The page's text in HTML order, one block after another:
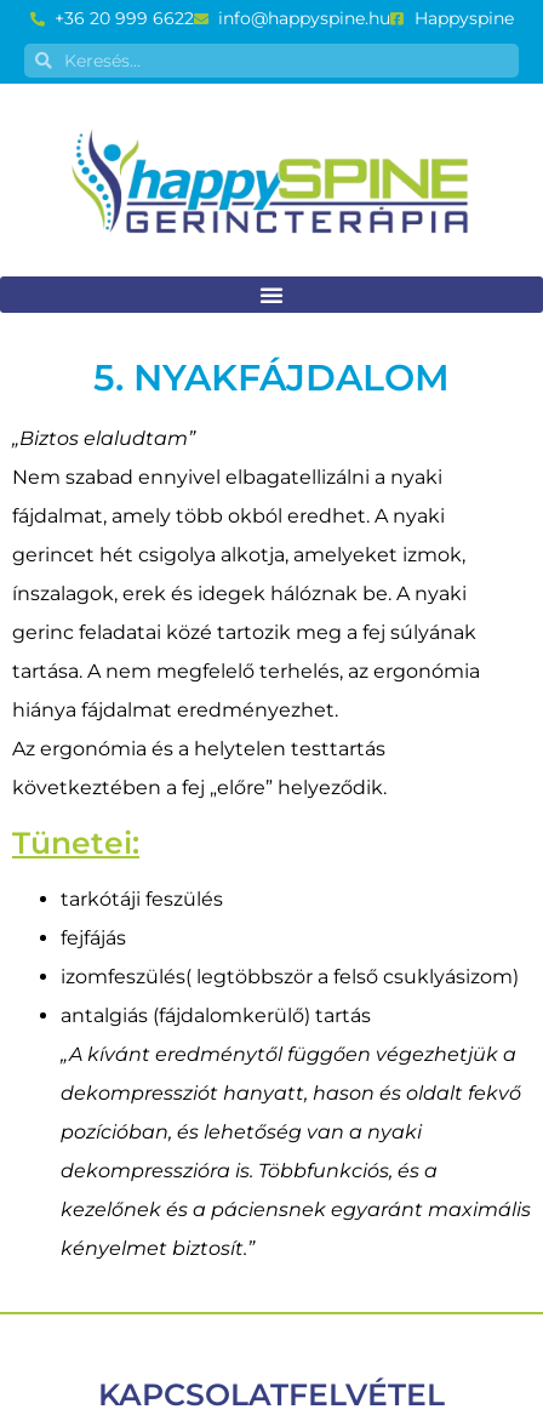
+36 20 999 6622 info@happyspine.hu Happyspine
5. NYAKFÁJDALOM
„Biztos elaludtam”
Nem szabad ennyivel elbagatellizálni a nyaki
fájdalmat, amely több okból eredhet. A nyaki
gerincet hét csigolya alkotja, amelyeket izmok,
ínszalagok, erek és idegek hálóznak be. A nyaki
gerinc feladatai közé tartozik meg a fej súlyának
tartása. A nem megfelelő terhelés, az ergonómia
hiánya fájdalmat eredményezhet.
Az ergonómia és a helytelen testtartás
következtében a fej „előre” helyeződik.
Tünetei:
tarkótáji feszülés
fejfájás
izomfeszülés( legtöbbször a felső csuklyásizom)
antalgiás (fájdalomkerülő) tartás
„A kívánt eredménytől függően végezhetjük a
dekompressziót hanyatt, hason és oldalt fekvő
pozícióban, és lehetőség van a nyaki
dekompresszióra is. Többfunkciós, és a
kezelőnek és a páciensnek egyaránt maximális
kényelmet biztosít.”
KAPCSOLATFELVÉTEL